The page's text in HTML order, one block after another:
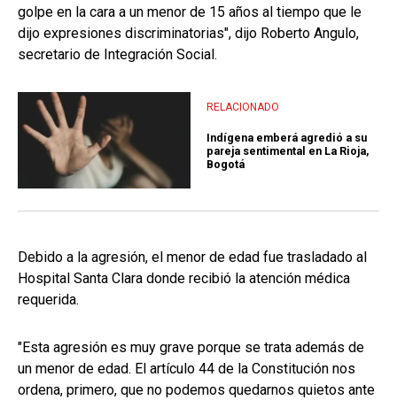
golpe en la cara a un menor de 15 años al tiempo que le
dijo expresiones discriminatorias", dijo Roberto Angulo,
secretario de Integración Social.
RELACIONADO
Indígena emberá agredió a su
pareja sentimental en La Rioja,
Bogotá
Debido a la agresión, el menor de edad fue trasladado al
Hospital Santa Clara donde recibió la atención médica
requerida.
"Esta agresión es muy grave porque se trata además de
un menor de edad. El artículo 44 de la Constitución nos
ordena, primero, que no podemos quedarnos quietos ante